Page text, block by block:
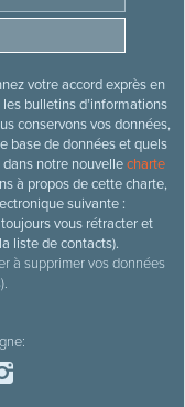
votre accord exprès en
bulletins d’informations
conservons vos données,
base de données et quels
notre nouvellecharte
à propos de cette charte,
suivante :
vous rétracter et
liste de contacts).
à supprimer vos données